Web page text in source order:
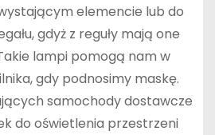
elemencie lub do
gdyż z reguły mają one
lampi pomogą nam w
gdy podnosimy maskę.
samochody dostawcze
do oświetlenia przestrzeni